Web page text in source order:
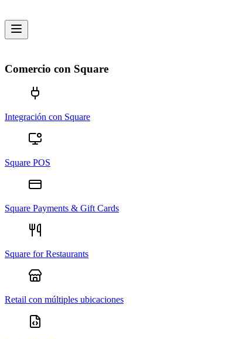
Comercio con Square
Integración con Square
Square POS
Square Payments & Gift Cards
Square for Restaurants
Retail con múltiples ubicaciones